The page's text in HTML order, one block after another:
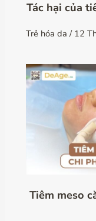
Tác hại của
Trẻ hóa da / 12
Tiêm meso